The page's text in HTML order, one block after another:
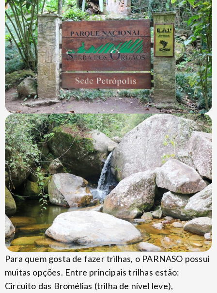
Para quem gosta de fazer trilhas, o PARNASO possui
muitas opções. Entre principais trilhas estão:
Circuito das Bromélias (trilha de nível leve),